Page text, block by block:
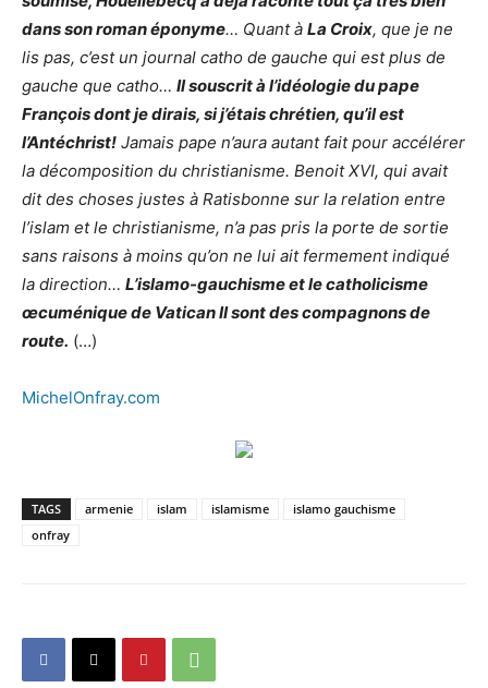
dans son roman éponyme… Quant à La Croix, que je ne
lis pas, c’est un journal catho de gauche qui est plus de
gauche que catho… Il souscrit à l’idéologie du pape
François dont je dirais, si j’étais chrétien, qu’il est
l’Antéchrist! Jamais pape n’aura autant fait pour accélérer
la décomposition du christianisme. Benoit XVI, qui avait
dit des choses justes à Ratisbonne sur la relation entre
l’islam et le christianisme, n’a pas pris la porte de sortie
sans raisons à moins qu’on ne lui ait fermement indiqué
la direction… L’islamo-gauchisme et le catholicisme
œcuménique de Vatican II sont des compagnons de
route. (…)
MichelOnfray.com
TAGS armenie islam islamisme
islamo gauchisme
onfray